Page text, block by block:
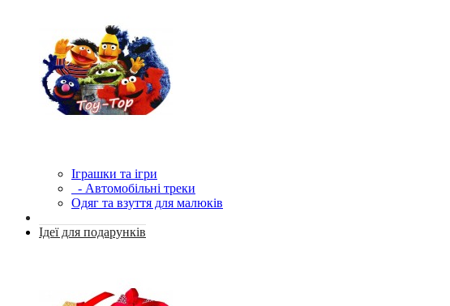
Іграшки та ігри
- Автомобільні треки
Одяг та взуття для малюків
Ідеї для подарунків